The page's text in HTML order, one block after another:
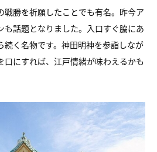
戦勝を祈願したことでも有名。昨今ア
も話題となりました。入口すぐ脇にあ
続く名物です。神田明神を参詣しなが
口にすれば、江戸情緒が味わえるかも